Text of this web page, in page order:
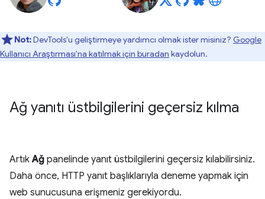
Not:DevTools'u geliştirmeye yardımcı olmak ister misiniz? Google
Kullanıcı Araştırması'na katılmak için buradan kaydolun.
Ağ yanıtı üstbilgilerini geçersiz kılma
ArtıkAğ panelinde yanıt üstbilgilerini geçersiz kılabilirsiniz.
Daha önce, HTTP yanıt başlıklarıyla deneme yapmak için
web sunucusuna erişmeniz gerekiyordu.